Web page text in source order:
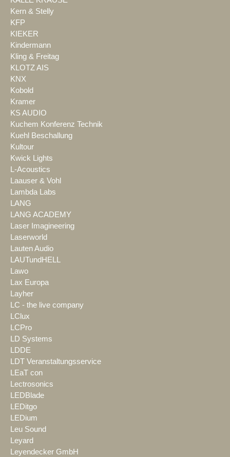
Kern & Stelly
KFP
KIEKER
Kindermann
Kling & Freitag
KLOTZ AIS
KNX
Kobold
Kramer
KS AUDIO
Kuchem Konferenz Technik
Kuehl Beschallung
Kultour
Kwick Lights
L-Acoustics
Laauser & Vohl
Lambda Labs
LANG
LANG ACADEMY
Laser Imagineering
Laserworld
Lauten Audio
LAUTundHELL
Lawo
Lax Europa
Layher
LC - the live company
LClux
LCPro
LD Systems
LDDE
LDT Veranstaltungsservice
LEaT con
Lectrosonics
LEDBlade
LEDitgo
LEDium
Leu Sound
Leyard
Leyendecker GmbH